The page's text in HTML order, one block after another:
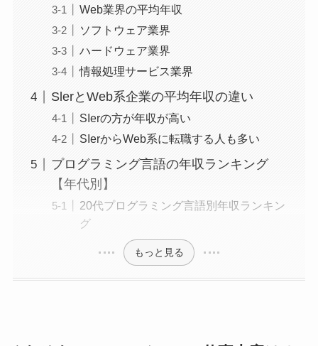
Web業界の平均年収
ソフトウェア業界
ハードウェア業界
情報処理サービス業界
SlerとWeb系企業の平均年収の違い
SIerの方が年収が高い
SIerからWeb系に転職する人も多い
プログラミング言語の年収ランキング
【年代別】
20代プログラミング言語別年収ランキン
グ
もっと見る